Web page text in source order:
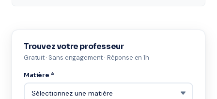
Trouvez votre professeur
Gratuit · Sans engagement · Réponse en 1h
Matière *